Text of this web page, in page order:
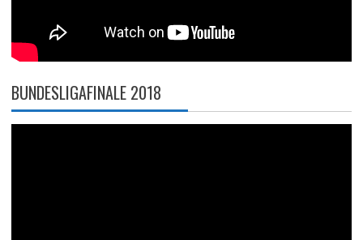
BUNDESLIGAFINALE 2018